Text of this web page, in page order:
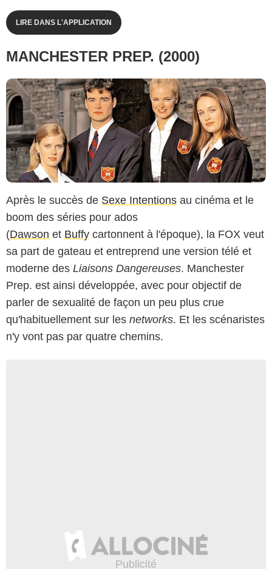
LIRE DANS L'APPLICATION
MANCHESTER PREP. (2000)
Après le succès de Sexe Intentions au cinéma et le
boom des séries pour ados
(Dawson et Buffy cartonnent à l'époque), la FOX veut
sa part de gateau et entreprend une version télé et
moderne des Liaisons Dangereuses. Manchester
Prep. est ainsi développée, avec pour objectif de
parler de sexualité de façon un peu plus crue
qu'habituellement sur les networks. Et les scénaristes
n'y vont pas par quatre chemins.